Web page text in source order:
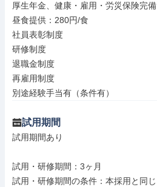
厚生年金、健康・雇用・労災保険完備
昼食提供：280円/食
社員表彰制度
研修制度
退職金制度
再雇用制度
別途経験手当有（条件有）
試用期間
試用期間あり
試用・研修期間：3ヶ月
試用・研修期間の条件：本採用と同じ